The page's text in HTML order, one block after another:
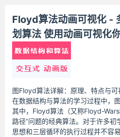
Floyd算法动画可视化 -
划算法 使用动画可视化
图Floyd算法详解：原理、特点与
在数据结构与算法的学习过程中，
其中，Floyd算法（又称Floyd-
路径”问题的经典算法。对于许多
思想和三层循环的执行过程并不容